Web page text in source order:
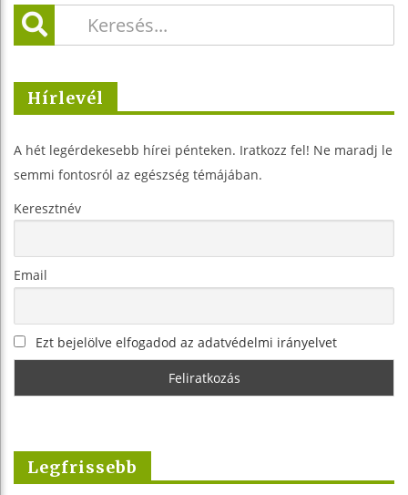
Hírlevél
A hét legérdekesebb hírei pénteken. Iratkozz fel! Ne maradj le
semmi fontosról az egészség témájában.
Keresztnév
Email
Ezt bejelölve elfogadod az adatvédelmi irányelvet
Legfrissebb